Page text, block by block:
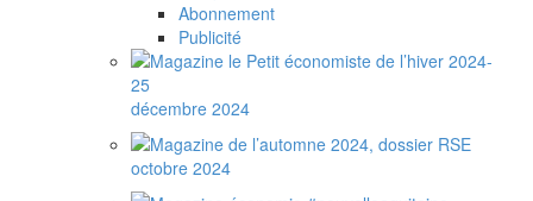
Abonnement
Publicité
décembre 2024
octobre 2024